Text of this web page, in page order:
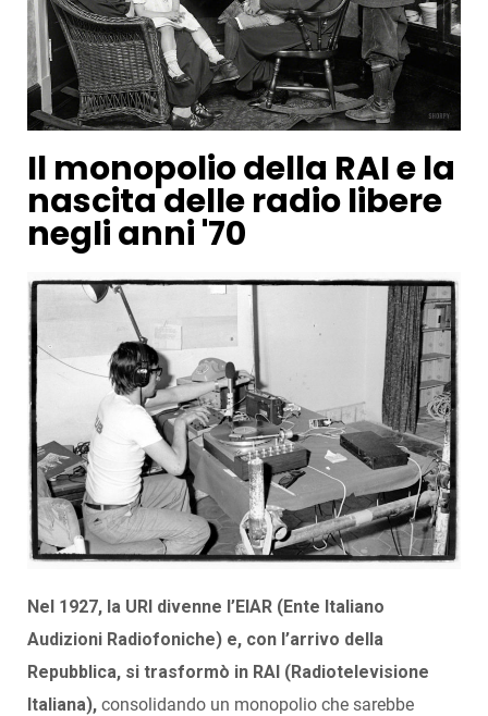
Il monopolio della RAI e la
nascita delle radio libere
negli anni '70
Nel 1927, la URI divenne l’EIAR (Ente Italiano
Audizioni Radiofoniche) e, con l’arrivo della
Repubblica, si trasformò in RAI (Radiotelevisione
Italiana), consolidando un monopolio che sarebbe